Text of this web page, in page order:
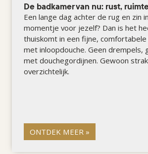
De badkamer van nu: rust,
Een lange dag achter de rug en zin
momentje voor jezelf? Dan is het
thuiskomt in een fijne,
met inloopdouche. Geen drempels,
met douchegordijnen. Gewoon
overzichtelijk.
ONTDEK MEER »